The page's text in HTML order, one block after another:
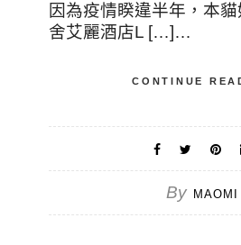
因為疫情睽違半年，本
舍艾麗酒店L […]…
CONTINUE
By MAOMI